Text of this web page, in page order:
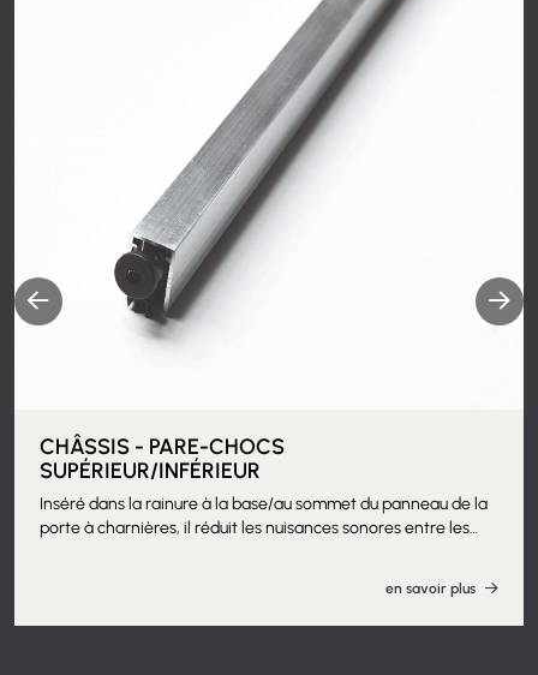
CHÂSSIS - PARE-CHOCS
SUPÉRIEUR/INFÉRIEUR
Inséré dans la rainure à la base/au sommet du panneau de la
porte à charnières, il réduit les nuisances sonores entre les
contribuant à augmenter l'isolation thermique et acoustique
entre les pièces, ainsi qu'à éliminer le passage des odeurs.
en savoir plus